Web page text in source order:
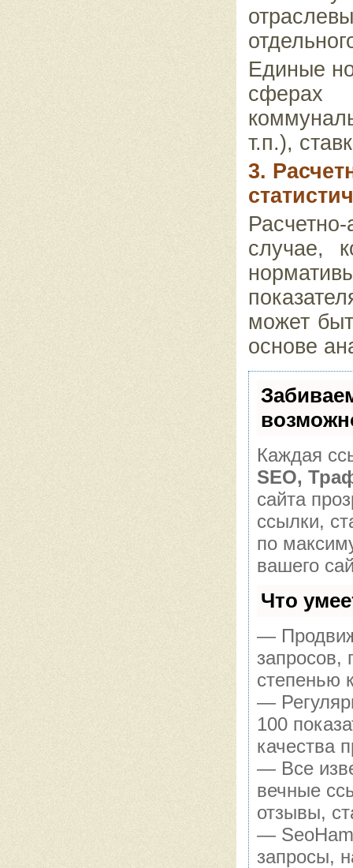
Единые
сферах
т.п.),
3.
случае,
может
основе
Каждая
SEO,
сайта
ссылки,
по
вашего
Что
—
запросов,
степенью
—
100
качества
— Все
вечные
отзывы,
—
запросы,